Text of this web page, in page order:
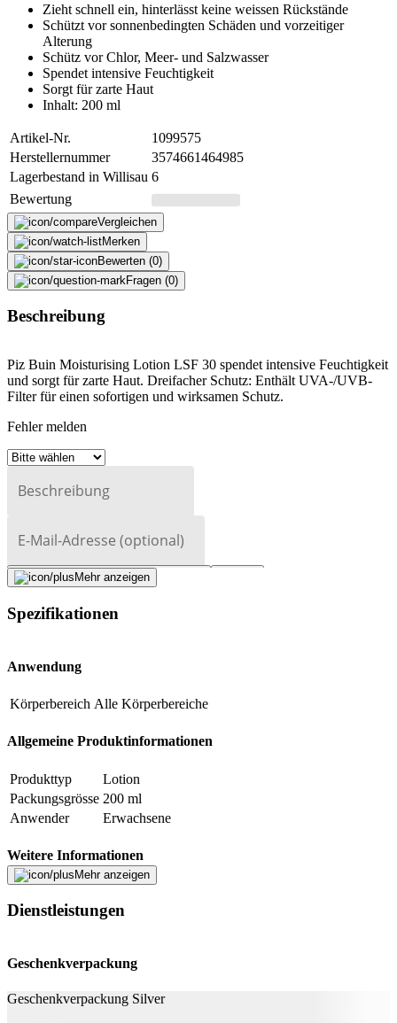
Zieht schnell ein, hinterlässt keine weissen Rückstände
Schützt vor sonnenbedingten Schäden und vorzeitiger
Alterung
Schütz vor Chlor, Meer- und Salzwasser
Spendet intensive Feuchtigkeit
Sorgt für zarte Haut
Inhalt: 200 ml
Artikel-Nr.
1099575
Herstellernummer
3574661464985
Lagerbestand in Willisau 6
Bewertung
Vergleichen
Merken
Bewerten (0)
Fragen (0)
Beschreibung
Piz Buin Moisturising Lotion LSF 30 spendet intensive Feuchtigkeit
und sorgt für zarte Haut. Dreifacher Schutz: Enthält UVA-/UVB-
Filter für einen sofortigen und wirksamen Schutz.
Fehler melden
Beschreibung
E-Mail-Adresse (optional)
Formular schliessen
Mehr anzeigen
Spezifikationen
Anwendung
Körperbereich Alle Körperbereiche
Allgemeine Produktinformationen
Produkttyp
Lotion
Packungsgrösse 200 ml
Anwender
Erwachsene
Weitere Informationen
Inhaltsstoffe
Benzoate,Ethylhexyl Salicylate, Butyl
Methoxydibenzoylmethane,Bis-Ethylhexyloxyphenol
Isostearate, Triacontanyl PVP,Glyceryl Stearate, PEG-
100 Stearate, Caprylyl Glycol,Tribehenin, Aluminum
Acrylates/C10-30 Alkyl AcrylateCrosspolymer,
Mehr anzeigen
Dienstleistungen
Geschenkverpackung
Geschenkverpackung Silver